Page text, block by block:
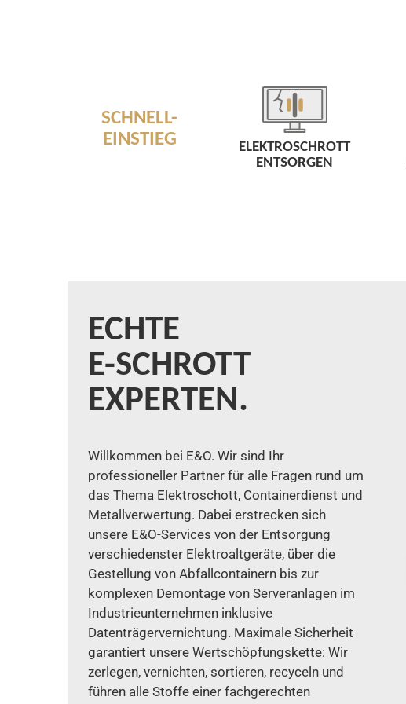
SCHNELL-
EINSTIEG
ELEKTROSCHROTT
ENTSORGEN
ECHTE
E-SCHROTT
EXPERTEN.
Willkommen bei E&O. Wir sind Ihr
professioneller Partner für alle Fragen rund um
das Thema Elektroschott, Containerdienst und
Metallverwertung. Dabei erstrecken sich
unsere E&O-Services von der Entsorgung
verschiedenster Elektroaltgeräte, über die
Gestellung von Abfallcontainern bis zur
komplexen Demontage von Serveranlagen im
Industrieunternehmen inklusive
Datenträgervernichtung. Maximale Sicherheit
garantiert unsere Wertschöpfungskette: Wir
zerlegen, vernichten, sortieren, recyceln und
führen alle Stoffe einer fachgerechten